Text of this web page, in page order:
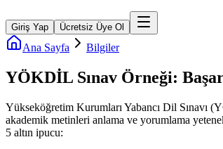
Giriş Yap Ücretsiz Üye Ol
Ana Sayfa Bilgiler
YÖKDİL Sınav Örneği:
Yükseköğretim Kurumları Yabancı Dil Sınavı
akademik metinleri anlama ve yorumlama
5 altın ipucu: